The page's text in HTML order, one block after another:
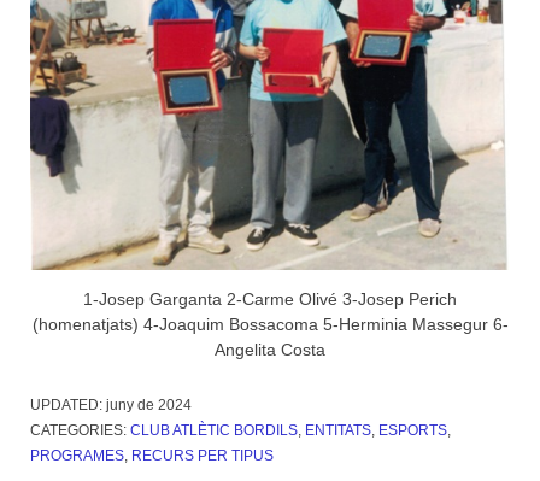
1-Josep Garganta 2-Carme Olivé 3-Josep Perich
(homenatjats) 4-Joaquim Bossacoma 5-Herminia Massegur 6-
Angelita Costa
UPDATED: juny de 2024
CATEGORIES: CLUB ATLÈTIC BORDILS ENTITATS ESPORTS
PROGRAMES RECURS PER TIPUS